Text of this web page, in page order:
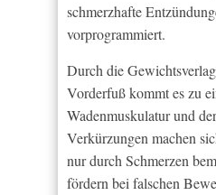
schmerzhafte
vorprogrammiert.
Durch die
Vorderfuß kommt es zu
Wadenmuskulatur und
Verkürzungen machen
nur durch Schmerzen
fördern bei falschen